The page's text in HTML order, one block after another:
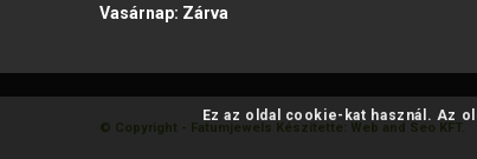
Vasárnap: Zárva
© Copyright - Fatumjewels Készítette: Web and Seo KFT.
Ez az oldal cookie-kat használ. Az